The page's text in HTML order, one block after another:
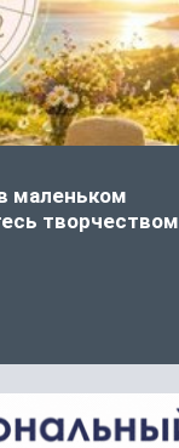
маленьком
творчеством